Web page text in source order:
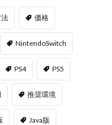
価格
NintendoSwitch
PS4 PS5
推奨環境
Java版